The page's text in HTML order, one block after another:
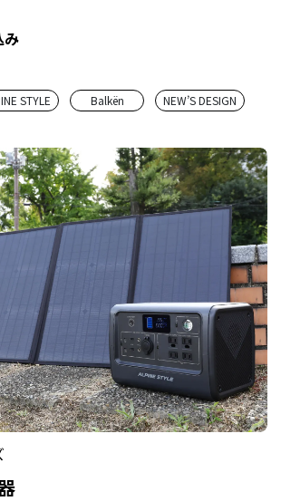
シー
み
STYLE Balkën NEW’S DESIGN